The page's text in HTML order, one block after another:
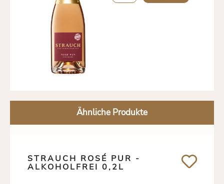
Ähnliche Produkte
STRAUCH ROSÉ PUR -
ALKOHOLFREI 0,2L